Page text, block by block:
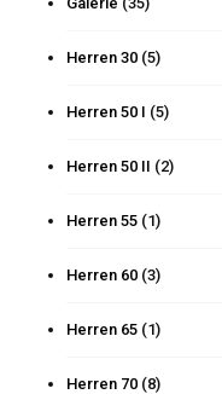
Herren 30 (5)
Herren 50 I (5)
Herren 50 II (2)
Herren 55 (1)
Herren 60 (3)
Herren 65 (1)
Herren 70 (8)